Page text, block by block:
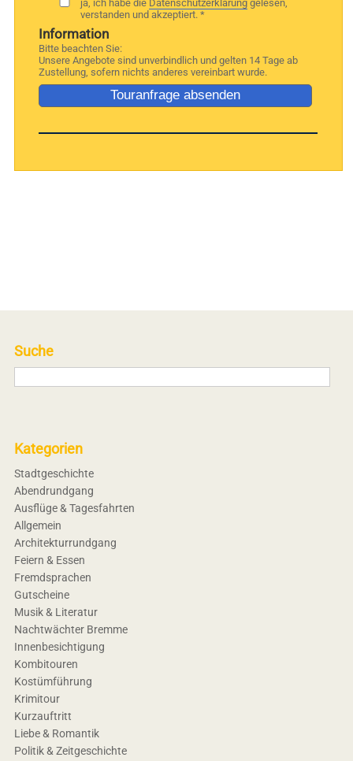
ja, ich habe die Datenschutzerklärung gelesen,
verstanden und akzeptiert. *
Information
Bitte beachten Sie:
Unsere Angebote sind unverbindlich und gelten 14 Tage ab
Zustellung, sofern nichts anderes vereinbart wurde.
Suche
Kategorien
Stadtgeschichte
Abendrundgang
Ausflüge & Tagesfahrten
Allgemein
Architekturrundgang
Feiern & Essen
Fremdsprachen
Gutscheine
Musik & Literatur
Nachtwächter Bremme
Innenbesichtigung
Kombitouren
Kostümführung
Krimitour
Kurzauftritt
Liebe & Romantik
Politik & Zeitgeschichte